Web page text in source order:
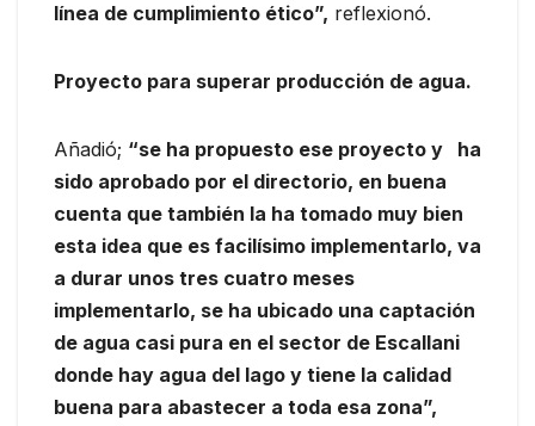
línea de cumplimiento ético”, reflexionó.
Proyecto para superar producción de agua.
Añadió; “se ha propuesto ese proyecto y ha
sido aprobado por el directorio, en buena
cuenta que también la ha tomado muy bien
esta idea que es facilísimo implementarlo, va
a durar unos tres cuatro meses
implementarlo, se ha ubicado una captación
de agua casi pura en el sector de Escallani
donde hay agua del lago y tiene la calidad
buena para abastecer a toda esa zona”,